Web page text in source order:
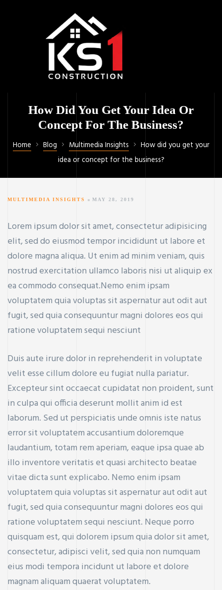
How Did You Get Your Idea Or
Concept For The Business?
Home Blog Multimedia Insights
How did you get your
idea or concept for the business?
MULTIMEDIA INSIGHTS MAY 28, 2019
Lorem ipsum dolor sit amet, consectetur adipisicing
elit, sed do eiusmod tempor incididunt ut labore et
dolore magna aliqua. Ut enim ad minim veniam, quis
nostrud exercitation ullamco laboris nisi ut aliquip ex
ea commodo consequat.Nemo enim ipsam
voluptatem quia voluptas sit aspernatur aut odit aut
fugit, sed quia consequuntur magni dolores eos qui
ratione voluptatem sequi nesciunt
Duis aute irure dolor in reprehenderit in voluptate
velit esse cillum dolore eu fugiat nulla pariatur.
Excepteur sint occaecat cupidatat non proident, sunt
in culpa qui officia deserunt mollit anim id est
laborum. Sed ut perspiciatis unde omnis iste natus
error sit voluptatem accusantium doloremque
laudantium, totam rem aperiam, eaque ipsa quae ab
illo inventore veritatis et quasi architecto beatae
vitae dicta sunt explicabo. Nemo enim ipsam
voluptatem quia voluptas sit aspernatur aut odit aut
fugit, sed quia consequuntur magni dolores eos qui
ratione voluptatem sequi nesciunt. Neque porro
quisquam est, qui dolorem ipsum quia dolor sit amet,
consectetur, adipisci velit, sed quia non numquam
eius modi tempora incidunt ut labore et dolore
magnam aliquam quaerat voluptatem.